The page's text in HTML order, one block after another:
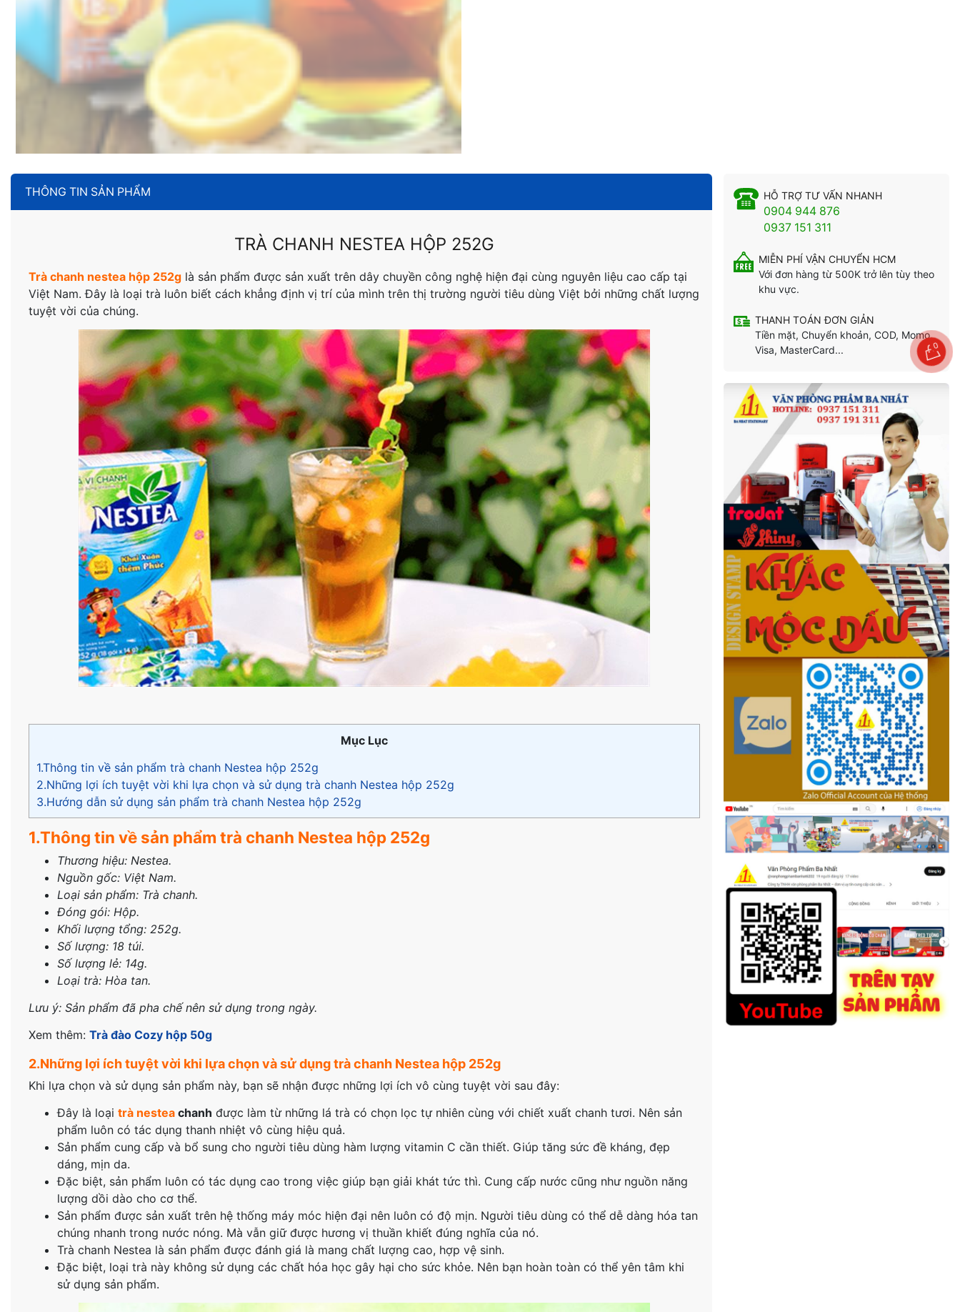
THÔNG TIN SẢN PHẨM
TRÀ CHANH NESTEA HỘP 252G
Trà chanh nestea hộp 252glà sản phẩm được sản xuất trên dây chuyền công nghệ hiện đại cùng nguyên liệu cao cấp tại
Việt Nam. Đây là loại trà luôn biết cách khẳng định vị trí của mình trên thị trường người tiêu dùng Việt bởi những chất lượng
tuyệt vời của chúng.
Mục Lục
1.Thông tin về sản phẩm trà chanh Nestea hộp 252g
2.Những lợi ích tuyệt vời khi lựa chọn và sử dụng trà chanh Nestea hộp 252g
3.Hướng dẫn sử dụng sản phẩm trà chanh Nestea hộp 252g
1.Thông tin về sản phẩm trà chanh Nestea hộp 252g
Thương hiệu: Nestea.
Nguồn gốc: Việt Nam.
Loại sản phẩm: Trà chanh.
Đóng gói: Hộp.
Khối lượng tổng: 252g.
Số lượng: 18 túi.
Số lượng lẻ: 14g.
Loại trà: Hòa tan.
Lưu ý: Sản phẩm đã pha chế nên sử dụng trong ngày.
Xem thêm: Trà đào Cozy hộp 50g
2.Những lợi ích tuyệt vời khi lựa chọn và sử dụng trà chanh Nestea hộp 252g
Khi lựa chọn và sử dụng sản phẩm này, bạn sẽ nhận được những lợi ích vô cùng tuyệt vời sau đây:
Đây là loại trà nesteachanh được làm từ những lá trà có chọn lọc tự nhiên cùng với chiết xuất chanh tươi. Nên sản
phẩm luôn có tác dụng thanh nhiệt vô cùng hiệu quả.
Sản phẩm cung cấp và bổ sung cho người tiêu dùng hàm lượng vitamin C cần thiết. Giúp tăng sức đề kháng, đẹp
dáng, mịn da.
Đặc biệt, sản phẩm luôn có tác dụng cao trong việc giúp bạn giải khát tức thì. Cung cấp nước cũng như nguồn năng
lượng dồi dào cho cơ thể.
Sản phẩm được sản xuất trên hệ thống máy móc hiện đại nên luôn có độ mịn. Người tiêu dùng có thể dễ dàng hóa tan
chúng nhanh trong nước nóng. Mà vẫn giữ được hương vị thuần khiết đúng nghĩa của nó.
Trà chanh Nestea là sản phẩm được đánh giá là mang chất lượng cao, hợp vệ sinh.
Đặc biệt, loại trà này không sử dụng các chất hóa học gây hại cho sức khỏe. Nên bạn hoàn toàn có thể yên tâm khi
sử dụng sản phẩm.
HỖ TRỢ TƯ VẤN NHANH
0904 944 876
0937 151 311
MIỄN PHÍ VẬN CHUYỂN HCM
Với đơn hàng từ 500K trở lên tùy theo
khu vực.
THANH TOÁN ĐƠN GIẢN
Tiền mặt, Chuyển khoản, COD, Momo,
Visa, MasterCard...
0